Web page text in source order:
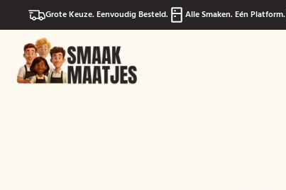
Grote Keuze. Eenvoudig Besteld. Alle Smaken. Eén Platform.